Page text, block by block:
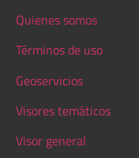
Quienes somos
Términos de uso
Geoservicios
Visores temáticos
Visor general